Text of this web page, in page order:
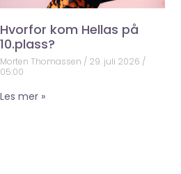
Hvorfor kom Hellas på
10.plass?
Morten Thomassen
29. juli 2026
05:00
Les mer »